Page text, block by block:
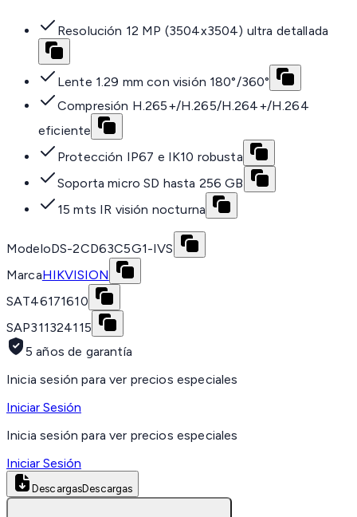
Resolución 12 MP (3504x3504) ultra detallada
Lente 1.29 mm con visión 180°/360°
Compresión H.265+/H.265/H.264+/H.264
eficiente
Protección IP67 e IK10 robusta
Soporta micro SD hasta 256 GB
15 mts IR visión nocturna
ModeloDS-2CD63C5G1-IVS
MarcaHIKVISION
SAT46171610
SAP311324115
5 años de garantía
Inicia sesión para ver precios especiales
Iniciar Sesión
Inicia sesión para ver precios especiales
Iniciar Sesión
DescargasDescargas